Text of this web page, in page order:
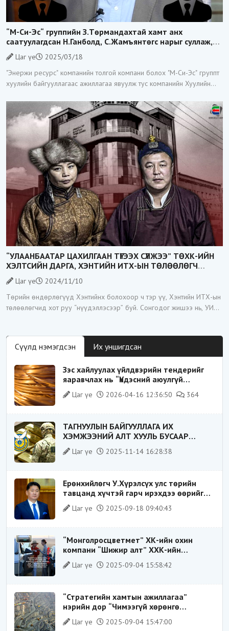
“М-Си-Эс“ группийн З.Төрмандахтай хамт анх
саатуулагдсан Н.Ганболд, С.Жамъянтөгс нарыг суллаж,
хилээр гарахыг нь хоригложээ
Цаг үе
2025/03/18
"Энержи ресурс" компанийн толгой компани болох "М-Си-Эс" группт
хуулийн байгууллагаас ажиллагаа явуулж тус компанийн Хуулийн
“УЛААНБААТАР ЦАХИЛГААН ТҮГЭЭХ СҮЛЖЭЭ” ТӨХК-ИЙН
ХЭЛТСИЙН ДАРГА, ХЭНТИЙН ИТХ-ЫН ТӨЛӨӨЛӨГЧ
Х.ГАНЧУЛУУН ЭХНЭРИЙНХЭЭ КОМПАНИАР ЭРЧИМ
ХҮЧНИЙ ТЕНДЕРҮҮДИЙГ ТҮҮЖ БАЙНА
Цаг үе
2024/11/10
Төрийн өндөрлөгүүд Хэнтийнх болохоор ч тэр үү, Хэнтийн ИТХ-ын
төлөөлөгчид хот руу “нүүдэллэсээр” буй. Сонгодог жишээ нь, УИХ-
Сүүлд нэмэгдсэн Их уншигдсан
Зэс хайлуулах үйлдвэрийн тендерийг
яаравчлах нь “Үндэсний аюулгүй
байдал“-д эрсдэлтэй юу?
Цаг үе 2026-04-16 12:36:50 364
ТАГНУУЛЫН БАЙГУУЛЛАГА ИХ
ХЭМЖЭЭНИЙ АЛТ ХУУЛЬ БУСААР
ХИЛЭЭР ГАРГАХ ГЭЖ БАЙСАН ҮЙЛДЛИЙГ
ТАСЛАН ЗОГСООЛОО
Цаг үе 2025-11-14 16:28:38
Ерөнхийлөгч У.Хүрэлсүх улс төрийн
тавцанд хүчтэй гарч ирэхдээ өөрийгөө
шударга ёсны төлөө тэмцэгч, “хуучин
тогтолцооны хонгилыг нураагч” гэсэн
Цаг үе 2025-09-18 09:40:43
“Монголросцветмет” ХК-ийн охин
компани “Шижир алт” ХХК-ийн
Гүйцэтгэх захирлаар ажиллаж байсан
О.Баттөмөрт холбогдох хэрэг хаашаа
Цаг үе 2025-09-04 15:58:42
“Стратегийн хамтын ажиллагаа”
нэрийн дор “Чимээгүй хөрөнгө
хуримтлал”
Цаг үе 2025-09-04 15:47:00